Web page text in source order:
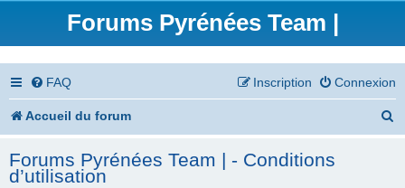
Forums Pyrénées Team |
FAQ Connexion
Inscription
Accueil du forum
Forums Pyrénées Team | - Conditions
d’utilisation